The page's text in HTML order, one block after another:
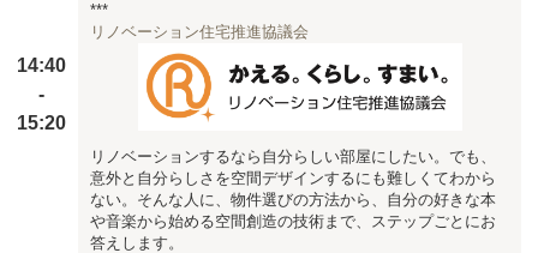
14:40
-
15:20
***
リノベーション住宅推進協議会
リノベーションするなら自分らしい部屋にしたい。でも、
意外と自分らしさを空間デザインするにも難しくてわから
ない。そんな人に、物件選びの方法から、自分の好きな本
や音楽から始める空間創造の技術まで、ステップごとにお
答えします。